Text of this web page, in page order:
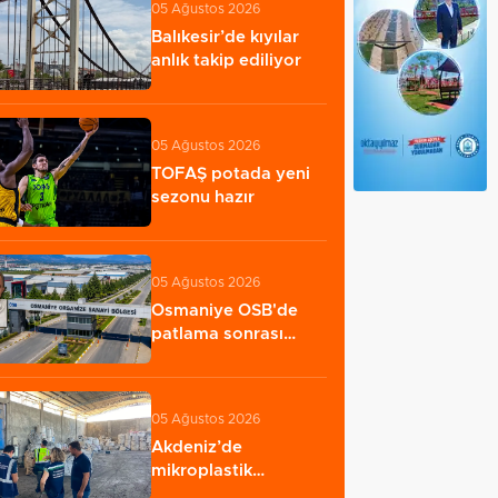
05 Ağustos 2026
Balıkesir’de kıyılar
anlık takip ediliyor
05 Ağustos 2026
TOFAŞ potada yeni
sezonu hazır
05 Ağustos 2026
Osmaniye OSB'de
patlama sonrası
05 Ağustos 2026
Akdeniz’de
mikroplastik